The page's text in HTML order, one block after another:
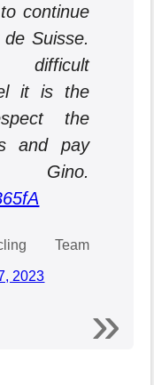
continue
de Suisse.
it is the
the
and pay
Team
2023